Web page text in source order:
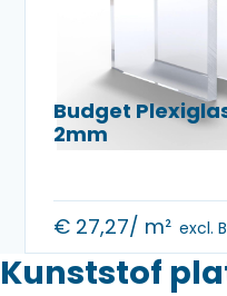
Budget
2mm
€27,27/ m² excl.
Kunststof